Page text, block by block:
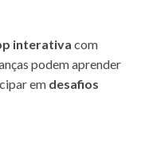
interativa com
podem aprender
em desafios